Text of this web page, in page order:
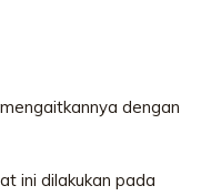
dengan
ini dilakukan pada